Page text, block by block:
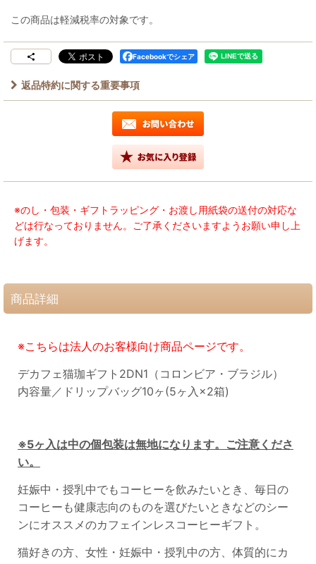
この商品は軽減税率の対象です。
Facebookでシェア
返品特約に関する重要事項
※のし・包装・ギフトラッピング・お渡し用紙袋の送付の対応な
どは行なっておりません。ご了承くださいますようお願い申し上
げます。
商品詳細
※こちらは法人のお客様向け商品ページです。
デカフェ猫珈ギフト2DN1（コロンビア・ブラジル）
内容量／ドリップバッグ10ヶ(5ヶ入×2箱)
※5ヶ入は中の個包装は無地になります。ご注意くださ
い。
妊娠中・授乳中でもコーヒーを飲みたいとき、毎日の
コーヒーも健康志向のものを選びたいときなどのシー
ンにオススメのカフェインレスコーヒーギフト。
猫好きの方、女性・妊娠中・授乳中の方、体質的にカ